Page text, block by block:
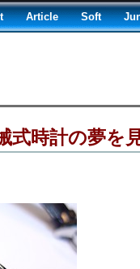
Article Soft
式時計の夢を